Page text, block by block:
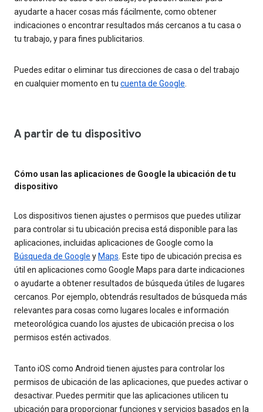
ayudarte a hacer cosas más fácilmente, como obtener
indicaciones o encontrar resultados más cercanos a tu casa o
tu trabajo, y para fines publicitarios.
Puedes editar o eliminar tus direcciones de casa o del trabajo
en cualquier momento en tu cuenta de Google
A partir de tu dispositivo
Cómo usan las aplicaciones de Google la ubicación de tu
dispositivo
Los dispositivos tienen ajustes o permisos que puedes utilizar
para controlar si tu ubicación precisa está disponible para las
aplicaciones, incluidas aplicaciones de Google como la
Búsqueda de Google y Maps. Este tipo de ubicación precisa es
útil en aplicaciones como Google Maps para darte indicaciones
o ayudarte a obtener resultados de búsqueda útiles de lugares
cercanos. Por ejemplo, obtendrás resultados de búsqueda más
relevantes para cosas como lugares locales e información
meteorológica cuando los ajustes de ubicación precisa o los
permisos estén activados.
Tanto iOS como Android tienen ajustes para controlar los
permisos de ubicación de las aplicaciones, que puedes activar o
desactivar. Puedes permitir que las aplicaciones utilicen tu
ubicación para proporcionar funciones y servicios basados en la